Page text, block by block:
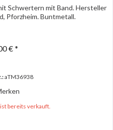
Schwertern mit Band. Hersteller
Pforzheim. Buntmetall.
€ *
aTM36938
bereits verkauft.